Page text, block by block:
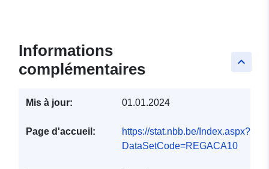
keyboard_arrow_up
Informations
complémentaires
Mis à jour: 01.01.2024
Page d'accueil:
https://stat.nbb.be/Index.aspx?
DataSetCode=REGACA10